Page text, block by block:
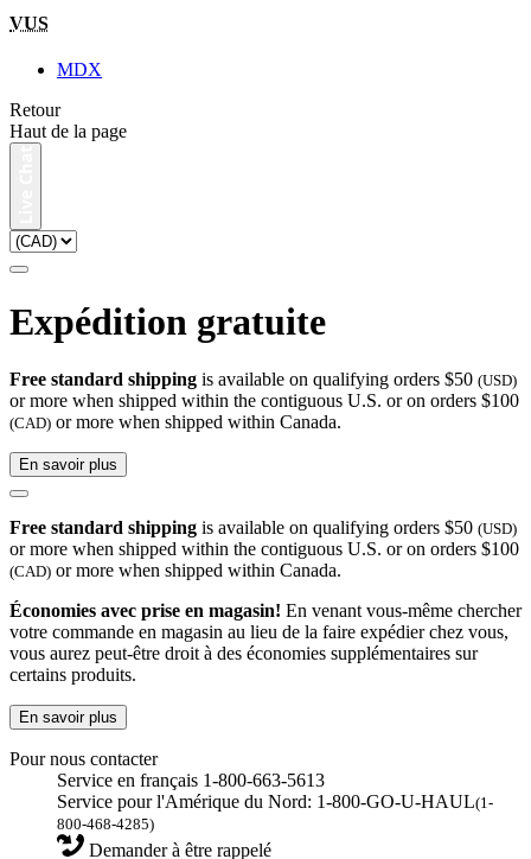
VUS
MDX
Retour
Haut de la page
Expédition gratuite
Free standard shipping is available on qualifying orders $50 (USD)
or more when shipped within the contiguous U.S. or on orders $100
(CAD) or more when shipped within Canada.
En savoir plus
Free standard shipping is available on qualifying orders $50 (USD)
or more when shipped within the contiguous U.S. or on orders $100
(CAD) or more when shipped within Canada.
Économies avec prise en magasin! En venant vous-même chercher
votre commande en magasin au lieu de la faire expédier chez vous,
vous aurez peut-être droit à des économies supplémentaires sur
certains produits.
En savoir plus
Pour nous contacter
Service en français 1-800-663-5613
Service pour l'Amérique du Nord: 1-800-GO-U-HAUL(1-
800-468-4285)
Demander à être rappelé